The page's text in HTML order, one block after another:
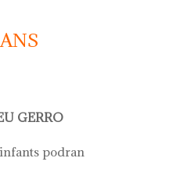
GERRO
podran